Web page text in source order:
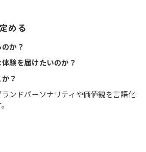
める
か？
験を届けたいのか？
？
ンドパーソナリティや価値観を言語化